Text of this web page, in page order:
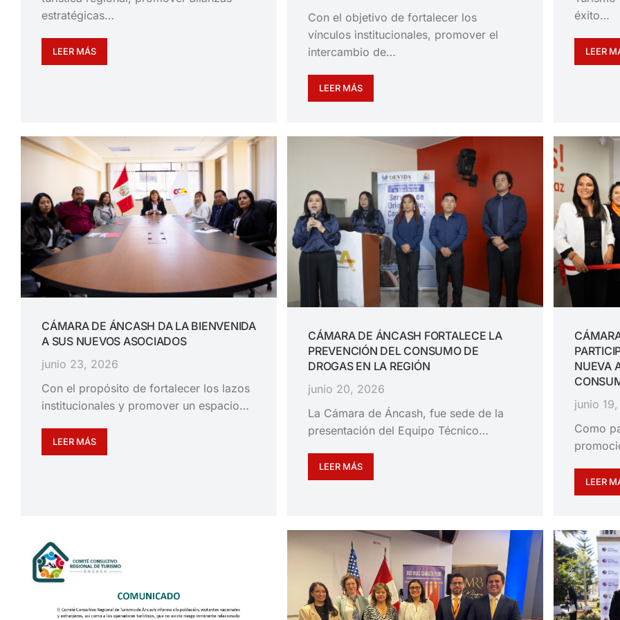
estratégicas…
LEER MÁS
Con el objetivo de fortalecer los
vínculos institucionales, promover el
intercambio de…
LEER MÁS
éxito…
LEER
CÁMARA DE ÁNCASH DA LA BIENVENIDA
A SUS NUEVOS ASOCIADOS
junio 23, 2026
Con el propósito de fortalecer los lazos
institucionales y promover un espacio…
LEER MÁS
CÁMARA DE ÁNCASH FORTALECE LA
PREVENCIÓN DEL CONSUMO DE
DROGAS EN LA REGIÓN
junio 20, 2026
La Cámara de Áncash, fue sede de la
presentación del Equipo Técnico…
LEER MÁS
NUEVA
junio
Como
LEER